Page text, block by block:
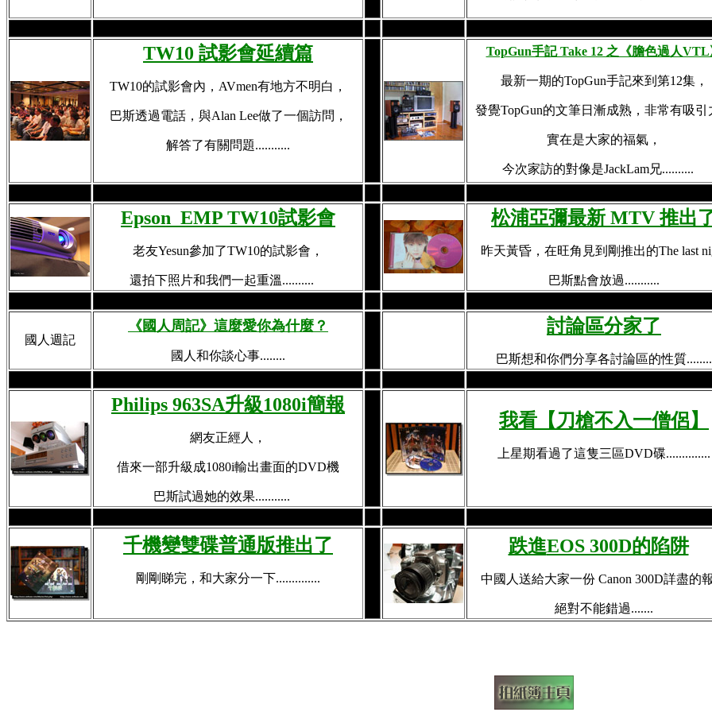
TW10 試影會延續篇
TW10的試影會內，AVmen有地方不明白，
巴斯透過電話，與Alan Lee做了一個訪問，
解答了有關問題...........
TopGun手記 Take 12 之《膽色過人VTL
最新一期的TopGun手記來到第12集，
發覺TopGun的文筆日漸成熟，非常有吸引
實在是大家的福氣，
今次家訪的對像是JackLam兄..........
Epson EMP TW10試影會
老友Yesun參加了TW10的試影會，
還拍下照片和我們一起重溫..........
松浦亞彌最新 MTV 推出
昨天黃昏，在旺角見到剛推出的The last
巴斯點會放過...........
國人週記
《國人周記》這麼愛你為什麼？
國人和你談心事........
討論區分家了
巴斯想和你們分享各討論區的性質
Philips 963SA升級1080i簡報
網友正經人，
借來一部升級成1080i輸出畫面的DVD機
巴斯試過她的效果...........
我看【刀槍不入一僧侶】
上星期看過了這隻三區DVD碟..............
千機變雙碟普通版推出了
剛剛睇完，和大家分一下..............
跌進EOS 300D的陷阱
中國人送給大家一份 Canon 300D詳盡的
絕對不能錯過.......